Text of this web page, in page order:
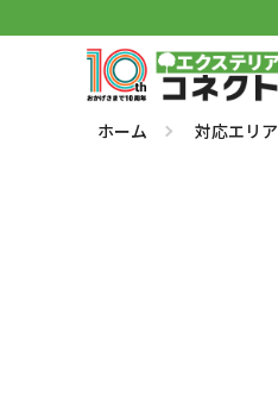
ホーム 対応エリア